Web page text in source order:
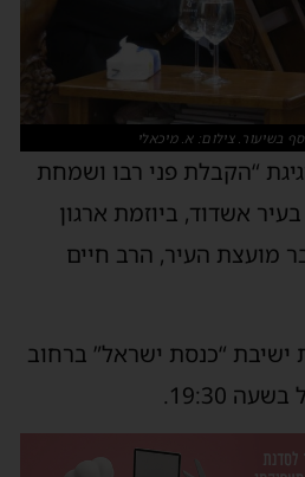
בשיעור. צילום: א. מיכאלי
“הקבלת פני רבו ושמחת
אשדוד, ביוזמת ארגון
מועצת העיר, הרב חיים
ישיבת “כנסת ישראל” ברחוב